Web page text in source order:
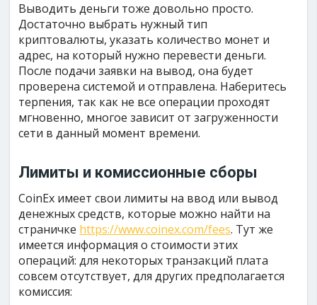
Выводить деньги тоже довольно просто.
Достаточно выбрать нужный тип
криптовалюты, указать количество монет и
адрес, на который нужно перевести деньги.
После подачи заявки на вывод, она будет
проверена системой и отправлена. Наберитесь
терпения, так как не все операции проходят
мгновенно, многое зависит от загруженности
сети в данный момент времени.
Лимиты и комиссионные сборы
CoinEx имеет свои лимиты на ввод или вывод
денежных средств, которые можно найти на
страничке https://www.coinex.com/fees. Тут же
имеется информация о стоимости этих
операций: для некоторых транзакций плата
совсем отсутствует, для других предполагается
комиссия: